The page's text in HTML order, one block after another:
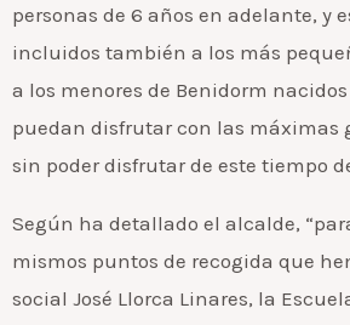
personas de 6 años en adelante, y
incluidos también a los más
a los menores de Benidorm
puedan disfrutar con las máximas
sin poder disfrutar de este tiempo
Según ha detallado el alcalde,
mismos puntos de recogida que
social José Llorca Linares, la